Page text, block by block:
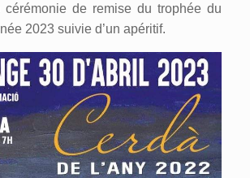
de remise du trophée du
2023 suivie d’un apéritif.